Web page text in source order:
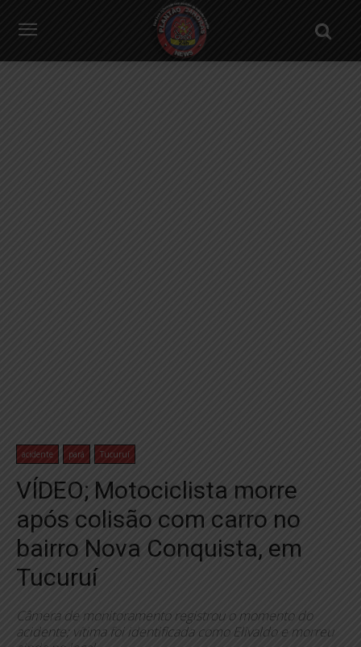
acidente pará Tucuruí
VÍDEO; Motociclista morre
após colisão com carro no
bairro Nova Conquista, em
Tucuruí
Câmera de monitoramento registrou o momento do
acidente; vítima foi identificada como Elivaldo e morreu